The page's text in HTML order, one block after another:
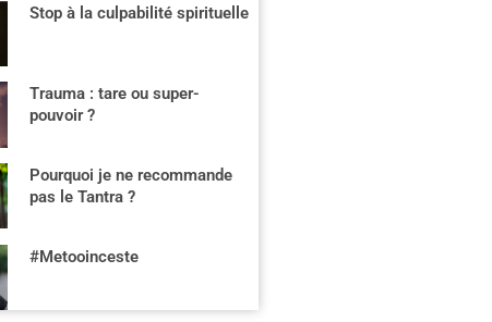
Stop à la culpabilité spirituelle
Trauma : tare ou super-
pouvoir ?
Pourquoi je ne recommande
pas le Tantra ?
#Metooinceste